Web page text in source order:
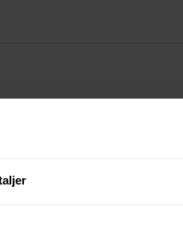
Sådan
Du skal have en
Marketplace. Gå
integrationen, og
(VIN,